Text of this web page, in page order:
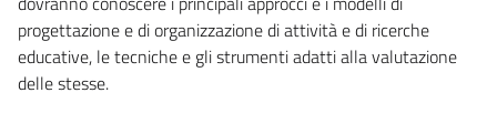
progettazione e di organizzazione di attività e di ricerche
educative, le tecniche e gli strumenti adatti alla valutazione
delle stesse.